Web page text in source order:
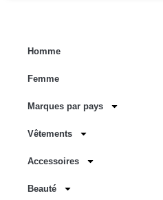
Homme
Femme
Marques par pays
Vêtements
Accessoires
Beauté